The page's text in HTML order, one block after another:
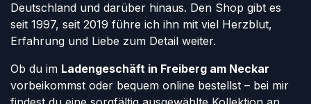
Deutschland und darüber hinaus. Den Shop gibt es
seit 1997, seit 2019 führe ich ihn mit viel Herzblut,
Erfahrung und Liebe zum Detail weiter.
Ob du im Ladengeschäft in Freiberg am Neckar
vorbeikommst oder bequem online bestellst – bei mir